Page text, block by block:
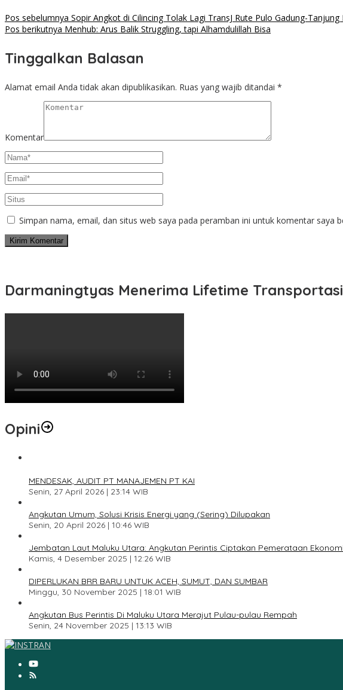
Pos sebelumnya Sopir Angkot di Cilincing Tolak Lagi TransJ Rute Pulo Gadung-Tanjung
Pos berikutnya Menhub: Arus Balik Struggling, tapi Alhamdulillah Bisa
Tinggalkan Balasan
Alamat email Anda tidak akan dipublikasikan. Ruas yang wajib ditandai *
Komentar
Simpan nama, email, dan situs web saya pada peramban ini untuk komentar saya
Darmaningtyas Menerima Lifetime
Opini
MENDESAK, AUDIT PT MANAJEMEN PT KAI
Senin, 27 April 2026 | 23:14 WIB
Angkutan Umum, Solusi Krisis Energi yang (Sering) Dilupakan
Senin, 20 April 2026 | 10:46 WIB
Jembatan Laut Maluku Utara: Angkutan Perintis Ciptakan Pemerataan Ekonomi
Kamis, 4 Desember 2025 | 12:26 WIB
DIPERLUKAN BRR BARU UNTUK ACEH, SUMUT, DAN SUMBAR
Minggu, 30 November 2025 | 18:01 WIB
Angkutan Bus Perintis Di Maluku Utara Merajut Pulau-pulau Rempah
Senin, 24 November 2025 | 13:13 WIB